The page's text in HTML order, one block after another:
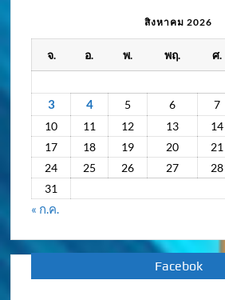
กิจกรรม
ย้อน
สิงหาคม 2026
จ. อ. พ. พฤ. ศ.
3
4 5 6 7
10
11 12 13 14
17
18 19 20 21
24
25 26 27 28
31
« ก.ค.
Facebok